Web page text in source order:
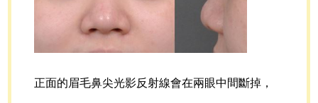
正面的眉毛鼻尖光影反射線會在兩眼中間斷掉，